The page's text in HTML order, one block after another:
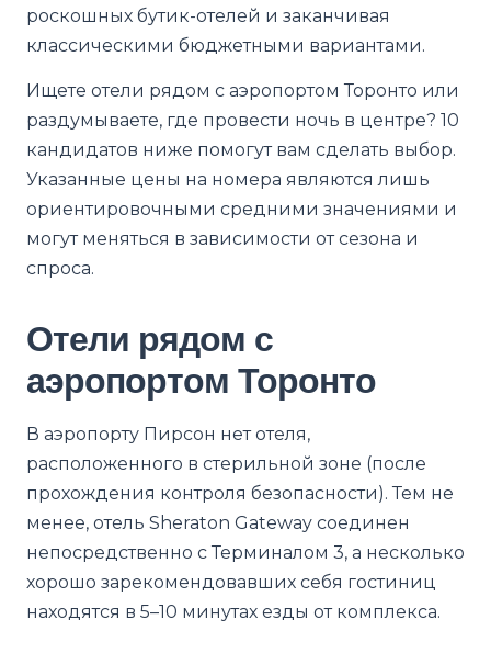
роскошных бутик-отелей и заканчивая
классическими бюджетными вариантами.
Ищете отели рядом с аэропортом Торонто или
раздумываете, где провести ночь в центре? 10
кандидатов ниже помогут вам сделать выбор.
Указанные цены на номера являются лишь
ориентировочными средними значениями и
могут меняться в зависимости от сезона и
спроса.
Отели рядом с
аэропортом Торонто
В аэропорту Пирсон нет отеля,
расположенного в стерильной зоне (после
прохождения контроля безопасности). Тем не
менее, отель Sheraton Gateway соединен
непосредственно с Терминалом 3, а несколько
хорошо зарекомендовавших себя гостиниц
находятся в 5–10 минутах езды от комплекса.